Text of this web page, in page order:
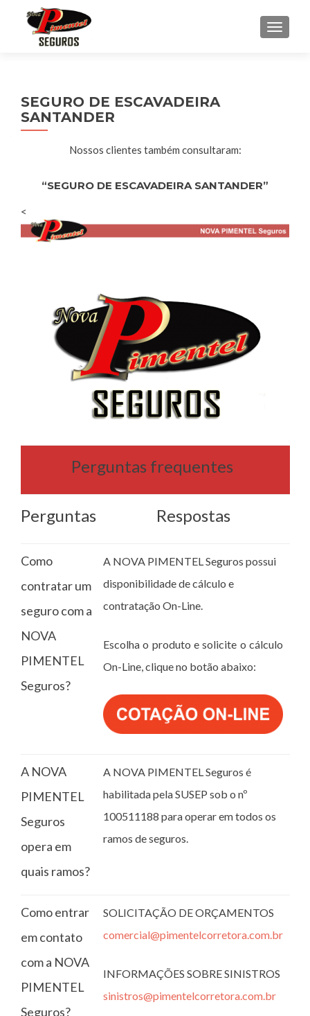
SEGURO DE ESCAVADEIRA
SANTANDER
Nossos clientes também consultaram:
“SEGURO DE ESCAVADEIRA SANTANDER”
<
Perguntas frequentes
Perguntas Respostas
Como
contratar um
seguro com a
NOVA
PIMENTEL
Seguros?
A NOVA PIMENTEL Seguros possui
disponibilidade de cálculo e
contratação On-Line.
Escolha o produto e solicite o cálculo
On-Line, clique no botão abaixo:
A NOVA
PIMENTEL
Seguros
opera em
quais ramos?
A NOVA PIMENTEL Seguros é
habilitada pela SUSEP sob o nº
100511188 para operar em todos os
ramos de seguros.
Como entrar
em contato
com a NOVA
PIMENTEL
Seguros?
SOLICITAÇÃO DE ORÇAMENTOS
comercial@pimentelcorretora.com.br
INFORMAÇÕES SOBRE SINISTROS
sinistros@pimentelcorretora.com.br